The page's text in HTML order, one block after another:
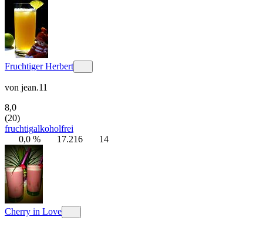
Fruchtiger Herbert
von jean.11
8,0
(20)
fruchtigalkoholfrei
0,0 %
17.216 14
Cherry in Love